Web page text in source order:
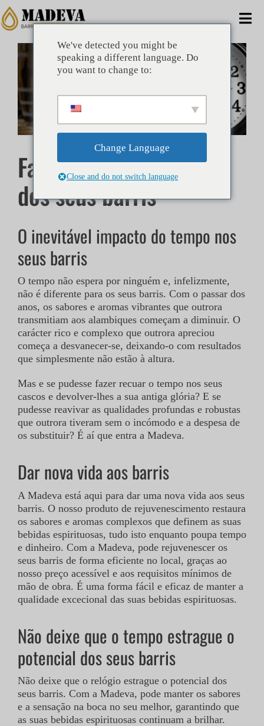
para
o
conteúdo
de
CASA
ALTERNATIVAS
COMERCIAL
EMPRESA
BENEFÍCIOS
TÉCNICO
NOTÍCIAS
CONTATO
STOAK
imagem
Faça recuar o relógio
dos seus barris
O inevitável impacto do tempo nos
seus barris
O tempo não espera por ninguém e, infelizmente,
não é diferente para os seus barris. Com o passar dos
anos, os sabores e aromas vibrantes que outrora
transmitiam aos alambiques começam a diminuir. O
carácter rico e complexo que outrora apreciou
começa a desvanecer-se, deixando-o com resultados
que simplesmente não estão à altura.
Mas e se pudesse fazer recuar o tempo nos seus
cascos e devolver-lhes a sua antiga glória? E se
pudesse reavivar as qualidades profundas e robustas
que outrora tiveram sem o incómodo e a despesa de
os substituir? É aí que entra a Madeva.
Dar nova vida aos barris
A Madeva está aqui para dar uma nova vida aos seus
barris. O nosso produto de rejuvenescimento restaura
os sabores e aromas complexos que definem as suas
bebidas espirituosas, tudo isto enquanto poupa tempo
e dinheiro. Com a Madeva, pode rejuvenescer os
seus barris de forma eficiente no local, graças ao
nosso preço acessível e aos requisitos mínimos de
mão de obra. É uma forma fácil e eficaz de manter a
qualidade excecional das suas bebidas espirituosas.
Não deixe que o tempo estrague o
potencial dos seus barris
Não deixe que o relógio estrague o potencial dos
seus barris. Com a Madeva, pode manter os sabores
e a sensação na boca no seu melhor, garantindo que
as suas bebidas espirituosas continuam a brilhar.
We've detected you might be
speaking a different language. Do
you want to change to:
Change Language
Close and do not switch language